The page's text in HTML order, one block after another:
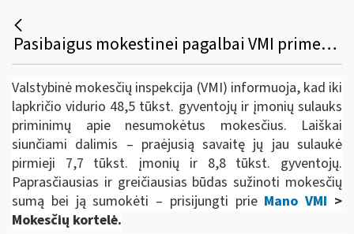
Pasibaigus mokestinei pagalbai VMI primena apie nesumokėtus mokesčius
Valstybinė mokesčių inspekcija (VMI) informuoja, kad iki
lapkričio vidurio 48,5 tūkst. gyventojų ir įmonių sulauks
priminimų apie nesumokėtus mokesčius. Laiškai
siunčiami dalimis – praėjusią savaitę jų jau sulaukė
pirmieji 7,7 tūkst. įmonių ir 8,8 tūkst. gyventojų.
Paprasčiausias ir greičiausias būdas sužinoti mokesčių
sumą bei ją sumokėti – prisijungti prie Mano VMI >
Mokesčių kortelė.